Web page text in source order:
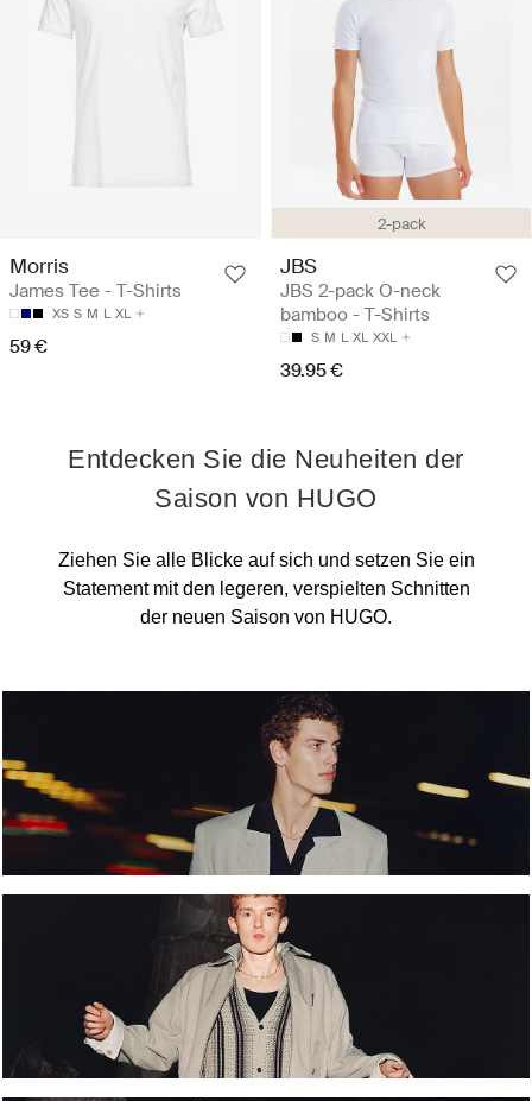
Morris
James Tee - T-Shirts
XS S M L XL
59 €
2-pack
JBS
JBS 2-pack O-neck
bamboo - T-Shirts
S M L XL XXL
39.95 €
Entdecken Sie die Neuheiten der
Saison von HUGO
Ziehen Sie alle Blicke auf sich und setzen Sie ein
Statement mit den legeren, verspielten Schnitten
der neuen Saison von HUGO.